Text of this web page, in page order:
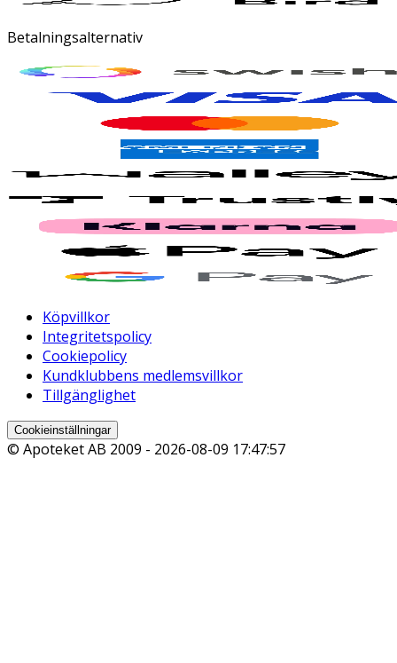
Betalningsalternativ
Köpvillkor
Integritetspolicy
Cookiepolicy
Kundklubbens medlemsvillkor
Tillgänglighet
Cookieinställningar
© Apoteket AB 2009 - 2026-08-09 17:47:57